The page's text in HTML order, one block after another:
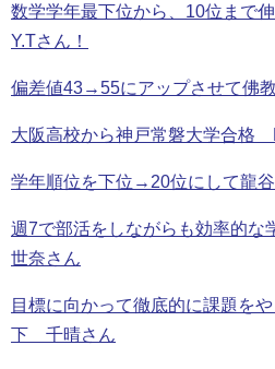
数学学年最下位から、10位まで
Y.Tさん！
偏差値43→55にアップさせて佛
大阪高校から神戸常磐大学合格
学年順位を下位→20位にして龍
週7で部活をしながらも効率的
世奈さん
目標に向かって徹底的に課題を
下 千晴さん